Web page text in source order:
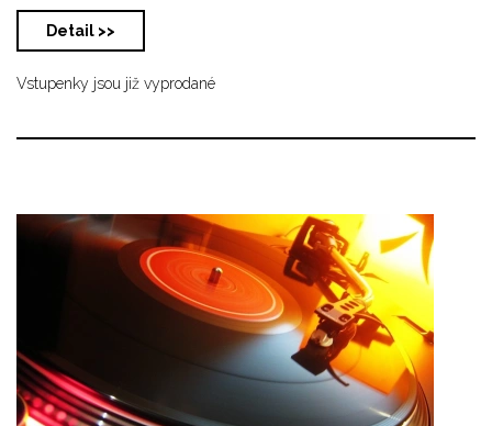
Detail >>
Vstupenky jsou již vyprodané